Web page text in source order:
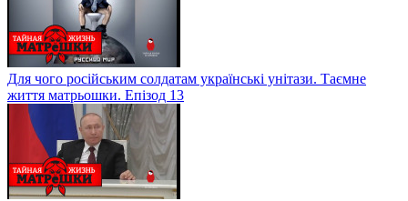
Для чого російським солдатам українські унітази. Таємне
життя матрьошки. Епізод 13